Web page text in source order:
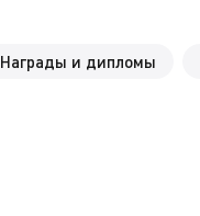
Награды и дипломы